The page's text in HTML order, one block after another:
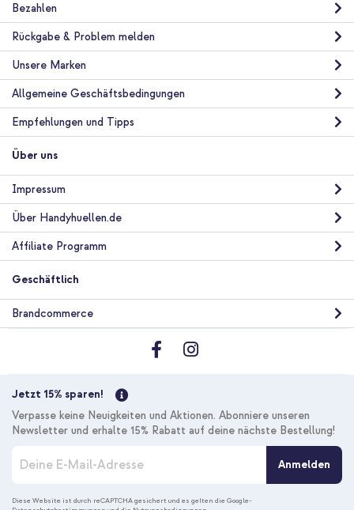
Bezahlen
Rückgabe & Problem melden
Unsere Marken
Allgemeine Geschäftsbedingungen
Empfehlungen und Tipps
Über uns
Impressum
Über Handyhuellen.de
Affiliate Programm
Geschäftlich
Brandcommerce
Jetzt 15% sparen!
Verpasse keine Neuigkeiten und Aktionen. Abonniere unseren
Newsletter und erhalte 15% Rabatt auf deine nächste Bestellung!
d
Anmelden
Diese Website ist durch reCAPTCHA gesichert und es gelten dieGoogle-